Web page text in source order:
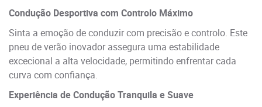
Condução Desportiva com Controlo Máximo
Sinta a emoção de conduzir com precisão e controlo. Este
pneu de verão inovador assegura uma estabilidade
excecional a alta velocidade, permitindo enfrentar cada
curva com confiança.
Experiência de Condução Tranquila e Suave